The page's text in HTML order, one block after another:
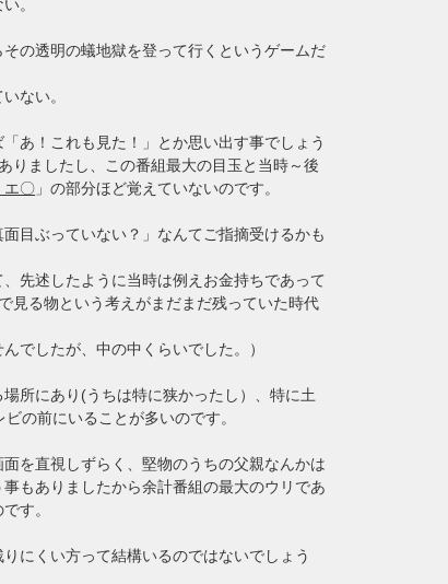
。
の透明の蟻地獄を登って行くというゲームだ
ない。
あ！これも見た！」とか思い出す事でしょう
りましたし、この番組最大の目玉と当時～後
エ〇 」の部分ほど覚えていないのです。
目ぶっていない？」なんてご指摘受けるかも
先述したように当時は例えお金持ちであって
見る物という考えがまだまだ残っていた時代
でしたが、中の中くらいでした。）
所にあり(うちは特に狭かったし）、特に土
の前にいることが多いのです。
を直視しずらく、堅物のうちの父親なんかは
事もありましたから余計番組の最大のウリであ
す。
にくい方って結構いるのではないでしょう